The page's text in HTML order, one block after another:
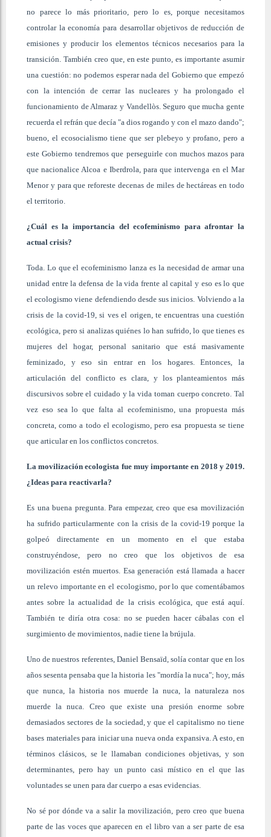
no parece lo más prioritario, pero lo es, porque necesitamos
controlar la economía para desarrollar objetivos de reducción de
emisiones y producir los elementos técnicos necesarios para la
transición. También creo que, en este punto, es importante asumir
una cuestión: no podemos esperar nada del Gobierno que empezó
con la intención de cerrar las nucleares y ha prolongado el
funcionamiento de Almaraz y Vandellòs. Seguro que mucha gente
recuerda el refrán que decía "a dios rogando y con el mazo dando";
bueno, el ecosocialismo tiene que ser plebeyo y profano, pero a
este Gobierno tendremos que perseguirle con muchos mazos para
que nacionalice Alcoa e Iberdrola, para que intervenga en el Mar
Menor y para que reforeste decenas de miles de hectáreas en todo
el territorio.
¿Cuál es la importancia del ecofeminismo para afrontar la
actual crisis?
Toda. Lo que el ecofeminismo lanza es la necesidad de armar una
unidad entre la defensa de la vida frente al capital y eso es lo que
el ecologismo viene defendiendo desde sus inicios. Volviendo a la
crisis de la covid-19, si ves el origen, te encuentras una cuestión
ecológica, pero si analizas quiénes lo han sufrido, lo que tienes es
mujeres del hogar, personal sanitario que está masivamente
feminizado, y eso sin entrar en los hogares. Entonces, la
articulación del conflicto es clara, y los planteamientos más
discursivos sobre el cuidado y la vida toman cuerpo concreto. Tal
vez eso sea lo que falta al ecofeminismo, una propuesta más
concreta, como a todo el ecologismo, pero esa propuesta se tiene
que articular en los conflictos concretos.
La movilización ecologista fue muy importante en 2018 y 2019.
¿Ideas para reactivarla?
Es una buena pregunta. Para empezar, creo que esa movilización
ha sufrido particularmente con la crisis de la covid-19 porque la
golpeó directamente en un momento en el que estaba
construyéndose, pero no creo que los objetivos de esa
movilización estén muertos. Esa generación está llamada a hacer
un relevo importante en el ecologismo, por lo que comentábamos
antes sobre la actualidad de la crisis ecológica, que está aquí.
También te diría otra cosa: no se pueden hacer cábalas con el
surgimiento de movimientos, nadie tiene la brújula.
Uno de nuestros referentes, Daniel Bensaïd, solía contar que en los
años sesenta pensaba que la historia les "mordía la nuca"; hoy, más
que nunca, la historia nos muerde la nuca, la naturaleza nos
muerde la nuca. Creo que existe una presión enorme sobre
demasiados sectores de la sociedad, y que el capitalismo no tiene
bases materiales para iniciar una nueva onda expansiva. A esto, en
términos clásicos, se le llamaban condiciones objetivas, y son
determinantes, pero hay un punto casi místico en el que las
voluntades se unen para dar cuerpo a esas evidencias.
No sé por dónde va a salir la movilización, pero creo que buena
parte de las voces que aparecen en el libro van a ser parte de esa